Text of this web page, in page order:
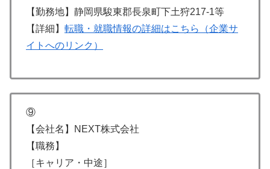
【勤務地】静岡県駿東郡長泉町下土狩217-1等
【詳細】 転職・就職情報の詳細はこちら（企業サ
イトへのリンク）
⑨
【会社名】NEXT株式会社
【職務】
［キャリア・中途］